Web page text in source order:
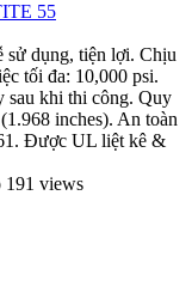
55
sử dụng, tiện lợi. Chịu
tối đa: 10,000 psi.
sau khi thi công. Quy
inches). An toàn
Được UL liệt kê &
191 views